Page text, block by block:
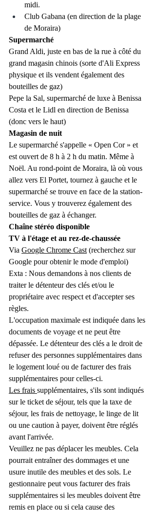
midi.
Club Gabana (en direction de la plage
de Moraira)
Supermarché
Grand Aldi, juste en bas de la rue à côté du
grand magasin chinois (sorte d'Ali Express
physique et ils vendent également des
bouteilles de gaz)
Pepe la Sal, supermarché de luxe à Benissa
Costa et le Lidl en direction de Benissa
(donc vers le haut)
Magasin de nuit
Le supermarché s'appelle « Open Cor » et
est ouvert de 8 h à 2 h du matin. Même à
Noël. Au rond-point de Moraira, là où vous
allez vers El Portet, tournez à gauche et le
supermarché se trouve en face de la station-
service. Vous y trouverez également des
bouteilles de gaz à échanger.
Chaîne stéréo disponible
TV à l'étage et au rez-de-chaussée
Via Google Chrome Cast (recherchez sur
Google pour obtenir le mode d'emploi)
Exta : Nous demandons à nos clients de
traiter le détenteur des clés et/ou le
propriétaire avec respect et d'accepter ses
règles.
L'occupation maximale est indiquée dans les
documents de voyage et ne peut être
dépassée. Le détenteur des clés a le droit de
refuser des personnes supplémentaires dans
le logement loué ou de facturer des frais
supplémentaires pour celles-ci.
Les frais supplémentaires, s'ils sont indiqués
sur le ticket de séjour, tels que la taxe de
séjour, les frais de nettoyage, le linge de lit
ou une caution à payer, doivent être réglés
avant l'arrivée.
Veuillez ne pas déplacer les meubles. Cela
pourrait entraîner des dommages et une
usure inutile des meubles et des sols. Le
gestionnaire peut vous facturer des frais
supplémentaires si les meubles doivent être
remis en place ou si cela cause des